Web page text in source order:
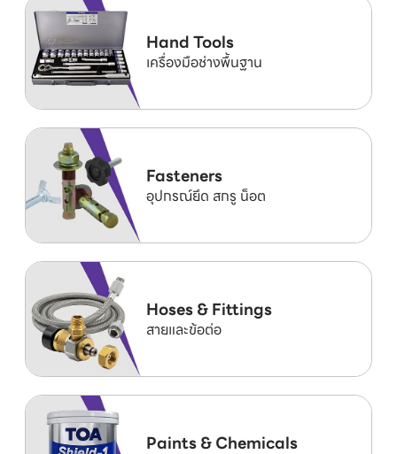
Hand Tools
เครื่องมือช่างพื้นฐาน
Fasteners
อุปกรณ์ยึด สกรู น็อต
Hoses & Fittings
สายและข้อต่อ
Paints & Chemicals